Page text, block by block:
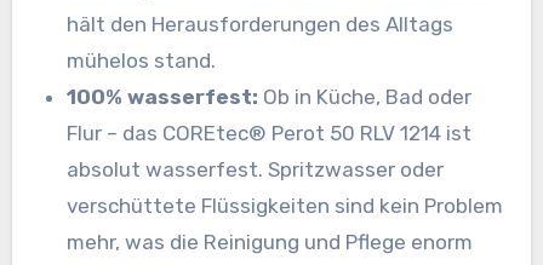
hält den Herausforderungen des Alltags
mühelos stand.
100% wasserfest: Ob in Küche, Bad oder
Flur – das COREtec® Perot 50 RLV 1214 ist
absolut wasserfest. Spritzwasser oder
verschüttete Flüssigkeiten sind kein Problem
mehr, was die Reinigung und Pflege enorm